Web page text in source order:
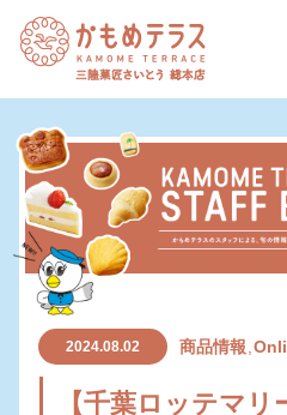
2024.08.02 商品情報
【千葉ロッテマ